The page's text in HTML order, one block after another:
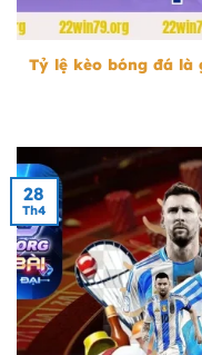
Tỷ lệ kèo bóng đá là
28
Th4